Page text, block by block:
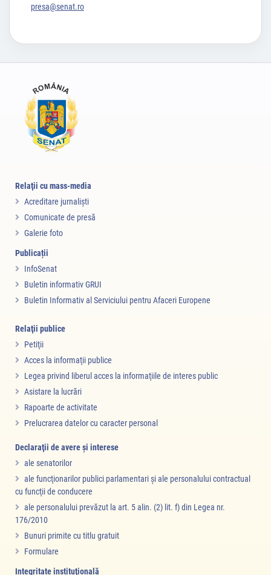
presa@senat.ro
Relaţii cu mass-media
Acreditare jurnalişti
Comunicate de presă
Galerie foto
Publicații
InfoSenat
Buletin informativ GRUI
Buletin Informativ al Serviciului pentru Afaceri Europene
Relaţii publice
Petiţii
Acces la informaţii publice
Legea privind liberul acces la informaţiile de interes public
Asistare la lucrări
Rapoarte de activitate
Prelucrarea datelor cu caracter personal
Declaraţii de avere şi interese
ale senatorilor
ale funcţionarilor publici parlamentari şi ale personalului contractual
cu funcţii de conducere
ale personalului prevăzut la art. 5 alin. (2) lit. f) din Legea nr.
176/2010
Bunuri primite cu titlu gratuit
Formulare
Integritate instituţională